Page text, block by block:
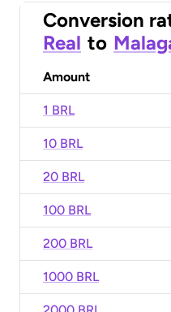
Conversion
Real to
Amount
1 BRL
10 BRL
20 BRL
100 BRL
200 BRL
1000 BRL